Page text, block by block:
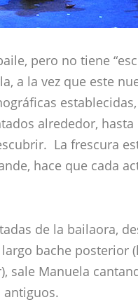
pero no tiene
a la vez que este
alrededor,
La frescura
hace que cada
de la bailaora,
bache posterior
sale Manuela